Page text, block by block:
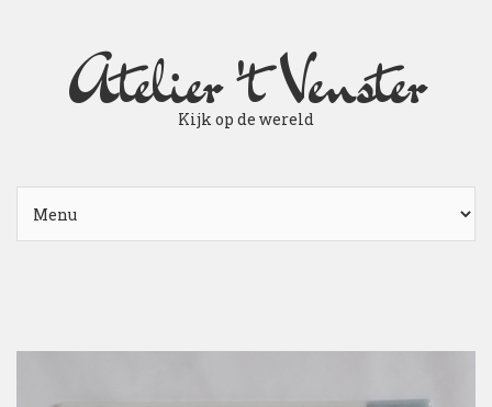
Atelier 't Venster
Kijk op de wereld